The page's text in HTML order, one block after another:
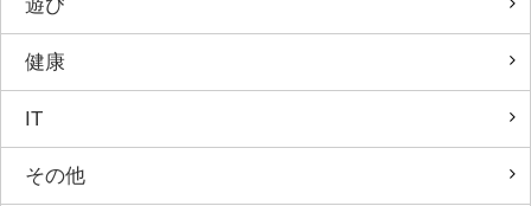
遊び
健康
IT
その他